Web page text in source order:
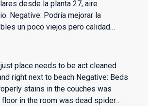
desde la planta 27, aire
Negative: Podría mejorar la
un poco viejos pero calidad
place needs to be act cleaned
right next to beach Negative: Beds
stains in the couches was
in the room was dead spider